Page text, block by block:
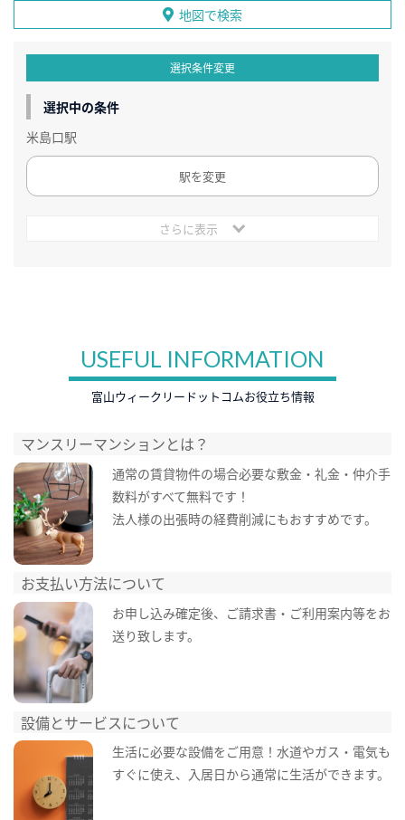
地図で検索
選択条件変更
選択中の条件
米島口駅
駅を変更
さらに表示
USEFUL INFORMATION
富山ウィークリードットコムお役立ち情報
マンスリーマンションとは？
通常の賃貸物件の場合必要な敷金・礼金・仲介手
数料がすべて無料です！
法人様の出張時の経費削減にもおすすめです。
お支払い方法について
お申し込み確定後、ご請求書・ご利用案内等をお
送り致します。
設備とサービスについて
生活に必要な設備をご用意！水道やガス・電気も
すぐに使え、入居日から通常に生活ができます。